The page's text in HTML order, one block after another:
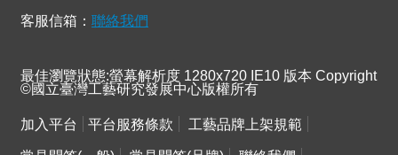
客服信箱： 聯絡我們
最佳瀏覽狀態:螢幕解析度 1280x720 IE10 版本 Copyright
©國立臺灣工藝研究發展中心版權所有
加入平台 平台服務條款 工藝品牌上架規範